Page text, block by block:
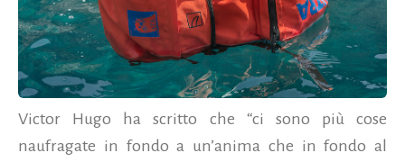
Victor Hugo ha scritto che “ci sono più cose
naufragate in fondo a un’anima che in fondo al